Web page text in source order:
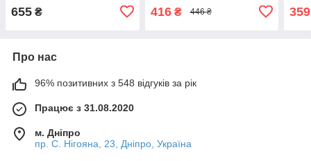
655 ₴ 416₴ 446 ₴ 359
Про нас
96% позитивних з 548 відгуків за рік
Працює з 31.08.2020
м. Дніпро
пр. С. Нігояна, 23, Дніпро, Україна